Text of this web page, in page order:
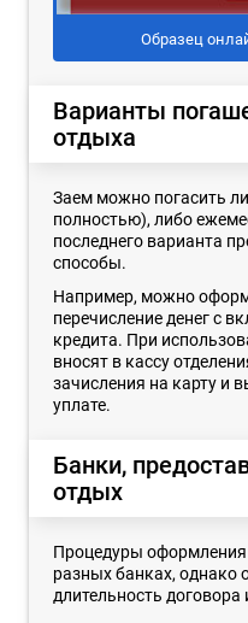
Образец
Варианты
отдыха
Заем можно погасить
полностью), либо
последнего варианта
способы.
Например, можно
перечисление денег с
кредита. При
вносят в кассу
зачисления на карту и
уплате.
Банки,
отдых
Процедуры
разных банках, однако
длительность